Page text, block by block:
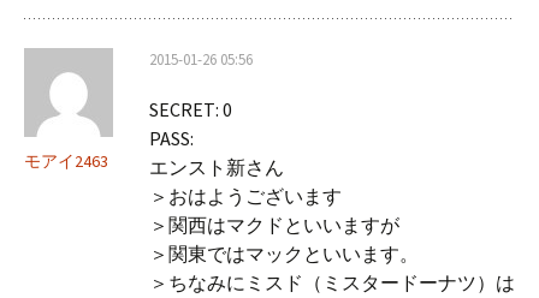
モアイ2463
2015-01-26 05:56
SECRET: 0
PASS:
エンスト新さん
＞おはようございます
＞関西はマクドといいますが
＞関東ではマックといいます。
＞ちなみにミスド（ミスタードーナツ）は